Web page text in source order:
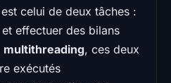
celui de deux tâches :
effectuer des bilans
multithreading, ces deux
exécutés